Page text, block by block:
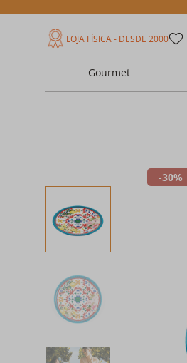
LOJA FÍSICA - DESDE 2000
Gourmet
30%